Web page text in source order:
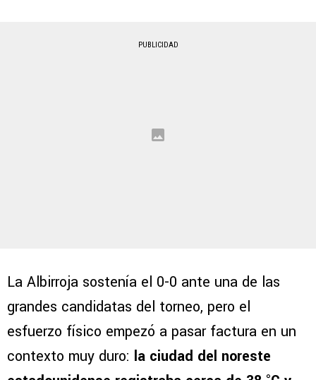
PUBLICIDAD
La Albirroja sostenía el 0-0 ante una de las
grandes candidatas del torneo, pero el
esfuerzo físico empezó a pasar factura en un
contexto muy duro: la ciudad del noreste